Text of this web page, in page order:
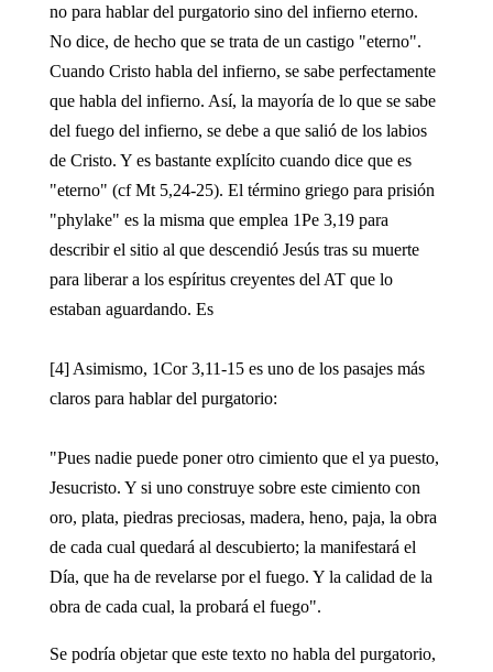
no para hablar del purgatorio sino del infierno eterno.
No dice, de hecho que se trata de un castigo "eterno".
Cuando Cristo habla del infierno, se sabe perfectamente
que habla del infierno. Así, la mayoría de lo que se sabe
del fuego del infierno, se debe a que salió de los labios
de Cristo. Y es bastante explícito cuando dice que es
"eterno" (cf Mt 5,24-25). El término griego para prisión
"phylake" es la misma que emplea 1Pe 3,19 para
describir el sitio al que descendió Jesús tras su muerte
para liberar a los espíritus creyentes del AT que lo
estaban aguardando. Es
[4] Asimismo, 1Cor 3,11-15 es uno de los pasajes más
claros para hablar del purgatorio:
"Pues nadie puede poner otro cimiento que el ya puesto,
Jesucristo. Y si uno construye sobre este cimiento con
oro, plata, piedras preciosas, madera, heno, paja, la obra
de cada cual quedará al descubierto; la manifestará el
Día, que ha de revelarse por el fuego. Y la calidad de la
obra de cada cual, la probará el fuego".
Se podría objetar que este texto no habla del purgatorio,